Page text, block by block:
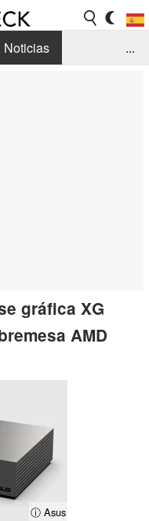
Noticias
...
gráfica XG
AMD
ⓘ Asus